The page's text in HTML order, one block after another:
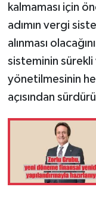
kalmaması için
adımın vergi
alınması
sisteminin
yönetilmesinin
açısından